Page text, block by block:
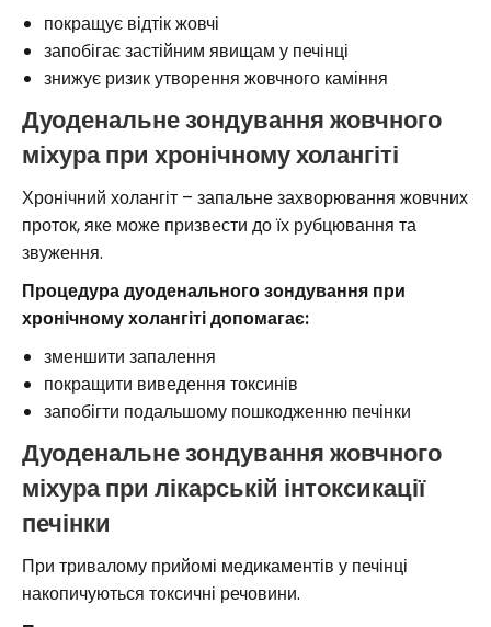
покращує відтік жовчі
запобігає застійним явищам у печінці
знижує ризик утворення жовчного каміння
Дуоденальне зондування жовчного
міхура при хронічному холангіті
Хронічний холангіт – запальне захворювання жовчних
проток, яке може призвести до їх рубцювання та
звуження.
Процедура дуоденального зондування при
хронічному холангіті допомагає:
зменшити запалення
покращити виведення токсинів
запобігти подальшому пошкодженню печінки
Дуоденальне зондування жовчного
міхура при лікарській інтоксикації
печінки
При тривалому прийомі медикаментів у печінці
накопичуються токсичні речовини.